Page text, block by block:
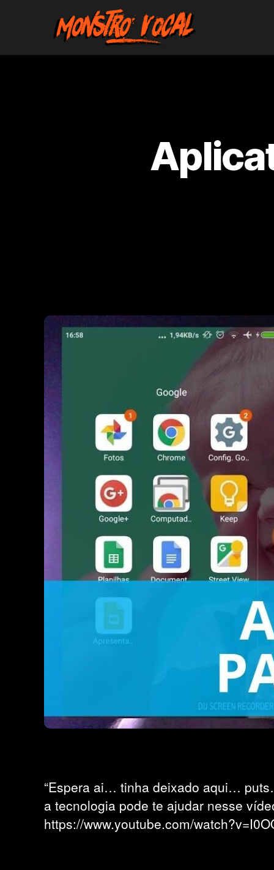
Vocal
“Espera ai… tinha deixado aqui…
a tecnologia pode te ajudar nesse
https://www.youtube.com/